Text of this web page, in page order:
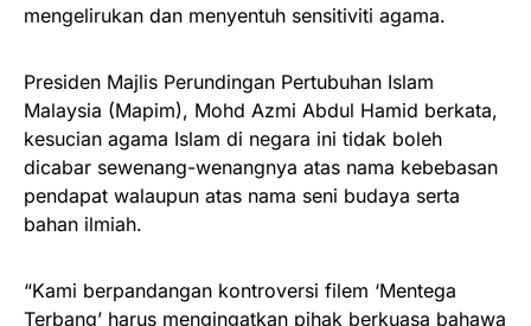
mengelirukan dan menyentuh sensitiviti agama.
Presiden Majlis Perundingan Pertubuhan Islam
Malaysia (Mapim), Mohd Azmi Abdul Hamid berkata,
kesucian agama Islam di negara ini tidak boleh
dicabar sewenang-wenangnya atas nama kebebasan
pendapat walaupun atas nama seni budaya serta
bahan ilmiah.
“Kami berpandangan kontroversi filem ‘Mentega
Terbang’ harus mengingatkan pihak berkuasa bahawa